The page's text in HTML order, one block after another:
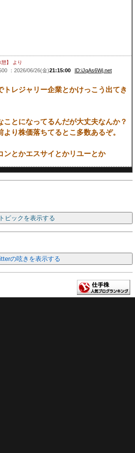
】 より
：2026/06/26(金)21:15:00 ID:iJqAs6Wj.net
トレジャリー企業とかけっこう出てき
ことになってるんだが大丈夫なんか？
り株価落ちてるとこ多数あるぞ。
ンとかエスサイとかリユーとか